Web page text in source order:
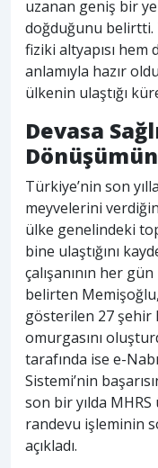
uzanan geniş bir
doğduğunu belirtti.
fiziki altyapısı hem
anlamıyla hazır
ülkenin ulaştığı
Devasa
Türkiye’nin son
meyvelerini
ülke genelindeki
bine ulaştığını
çalışanının her
belirten
gösterilen 27 şehir
omurgasını
tarafında ise e-
Sistemi’nin
son bir yılda
randevu işleminin
açıkladı.